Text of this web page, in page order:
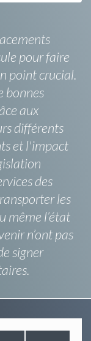
pour faire
point crucial.
bonnes
aux
différents
et l'impact
des
les
même l’état
n’ont pas
signer